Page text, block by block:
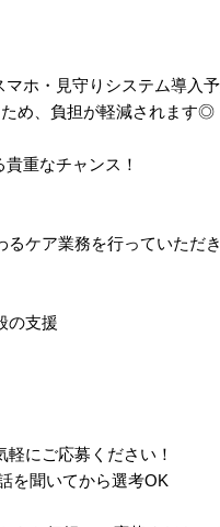
マホ・見守りシステム導入
め、負担が軽減されます◎
重なチャンス！
ケア業務を行っていただき
の支援
軽にご応募ください！
話を聞いてから選考OK